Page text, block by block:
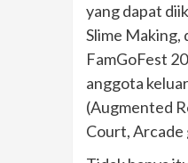
yang dapat
Slime Making,
FamGoFest
anggota
(Augmented
Court, Arcade